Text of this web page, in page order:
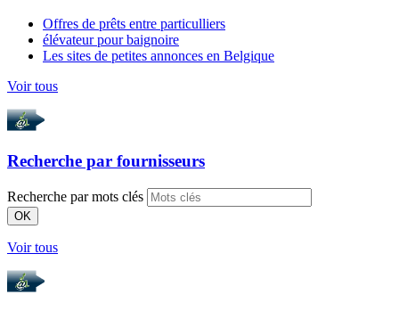
Offres de prêts entre particulliers
élévateur pour baignoire
Les sites de petites annonces en Belgique
Voir tous
Recherche par fournisseurs
Recherche par mots clés
OK
Voir tous